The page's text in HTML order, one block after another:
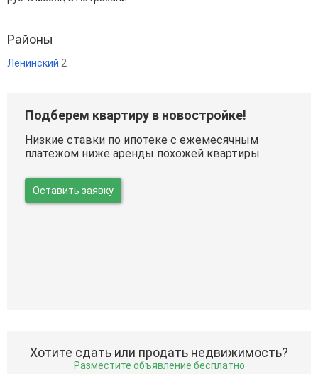
Районы
Ленинский 2
Подберем квартиру в новостройке!
Низкие ставки по ипотеке с ежемесячным
платежом ниже аренды похожей квартиры.
Оставить заявку
Хотите сдать или продать недвижимость?
Разместите объявление бесплатно